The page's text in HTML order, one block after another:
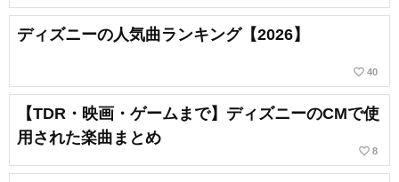
ディズニーの人気曲ランキング【2026】
favorite_border 40
【TDR・映画・ゲームまで】ディズニーのCMで使
用された楽曲まとめ
favorite_border 8